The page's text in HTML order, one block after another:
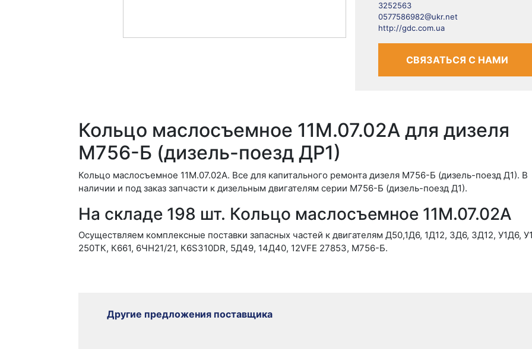
3252563
0577586982@ukr.net
http://gdc.com.ua
СВЯЗАТЬСЯ С НАМИ
Кольцо маслосъемное 11М.07.02А для дизеля
М756-Б (дизель-поезд ДР1)
Кольцо маслосъемное 11М.07.02А. Все для капитального ремонта дизеля М756-Б (дизель-поезд Д1). В
наличии и под заказ запчасти к дизельным двигателям серии М756-Б (дизель-поезд Д1).
На складе 198 шт. Кольцо маслосъемное 11М.07.02А
Осуществляем комплексные поставки запасных частей к двигателям Д50,1Д6, 1Д12, 3Д6, 3Д12, У1Д6,
250ТК, К661, 6ЧН21/21, К6S310DR, 5Д49, 14Д40, 12VFE 27853, М756-Б.
Другие предложения поставщика